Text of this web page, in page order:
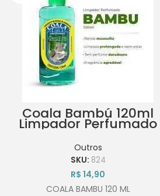
Coala Bambú 120ml
Limpador Perfumado
de Ambientes
Outros
SKU: 824
R$ 14,90
COALA BAMBU 120 ML